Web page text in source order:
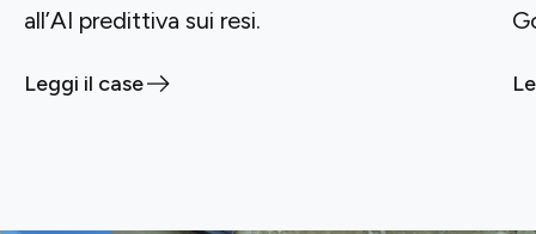
all’AI predittiva sui resi.
Leggi il case